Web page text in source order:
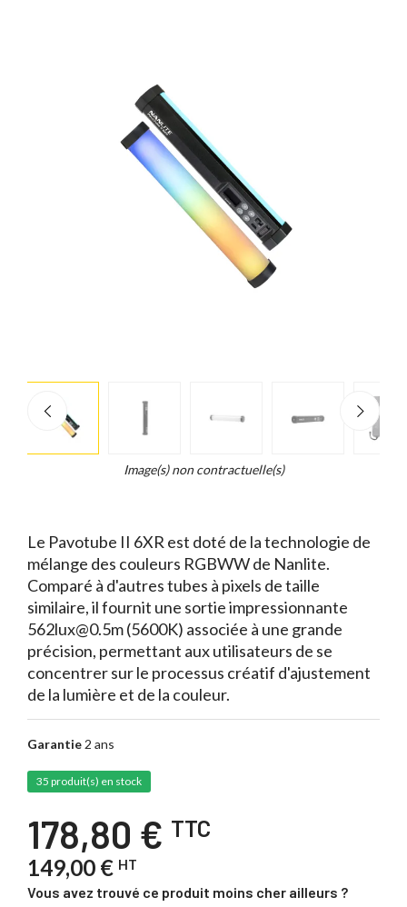
Image(s) non contractuelle(s)
Le Pavotube II 6XR est doté de la technologie de
mélange des couleurs RGBWW de Nanlite.
Comparé à d'autres tubes à pixels de taille
similaire, il fournit une sortie impressionnante
562lux@0.5m (5600K) associée à une grande
précision, permettant aux utilisateurs de se
concentrer sur le processus créatif d'ajustement
de la lumière et de la couleur.
Garantie 2 ans
35 produit(s) en stock
178,80 € TTC
149,00 € HT
Vous avez trouvé ce produit moins cher ailleurs ?